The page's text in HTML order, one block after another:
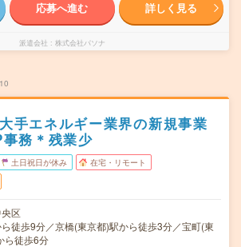
応募へ進む 詳しく見る
派遣会社 株式会社パソナ
手エネルギー業界の新規事業
務＊残業少
土日祝日が休み 在宅・リモート
区
徒歩9分／京橋(東京都)駅から徒歩3分／宝町(東
ら徒歩6分